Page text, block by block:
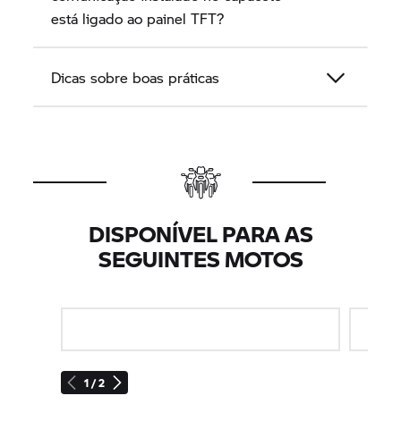
está ligado ao painel TFT?
Dicas sobre boas práticas
DISPONÍVEL PARA AS
SEGUINTES MOTOS
1 / 2